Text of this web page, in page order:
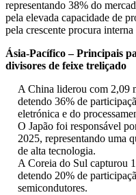
representando 38% do
pela elevada capacidade de
pela crescente procura
Ásia-Pacífico – Principais
divisores de feixe treliçado
A China liderou com 2,09
detendo 36% de
eletrónica e do
O Japão foi responsável
2025, representando uma
de alta tecnologia.
A Coreia do Sul capturou
detendo 20% de
semicondutores.